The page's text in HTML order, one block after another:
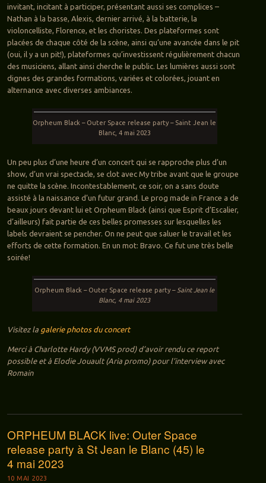
invitant, incitant à participer, présentant aussi ses complices –
Nathan à la basse, Alexis, dernier arrivé, à la batterie, la
violoncelliste, Florence, et les choristes. Des plateformes sont
placées de chaque côté de la scène, ainsi qu’une avancée dans le pit
(oui, il y a un pit!), plateformes qu’investissent régulièrement chacun
des musiciens, allant ainsi cherche le public. Les lumières aussi sont
dignes des grandes formations, variées et colorées, jouant en
alternance avec diverses ambiances.
Orpheum Black – Outer Space release party – Saint Jean le
Blanc, 4 mai 2023
Un peu plus d’une heure d’un concert qui se rapproche plus d’un
show, d’un vrai spectacle, se clot avec My tribe avant que le groupe
ne quitte la scène. Incontestablement, ce soir, on a sans doute
assisté à la naissance d’un futur grand. Le prog made in France a de
beaux jours devant lui et Orpheum Black (ainsi que Esprit d’Escalier,
d’ailleurs) fait partie de ces belles promesses sur lesquelles les
labels devraient se pencher. On ne peut que saluer le travail et les
efforts de cette formation. En un mot: Bravo. Ce fut une très belle
soirée!
Orpheum Black – Outer Space release party – Saint Jean le
Blanc, 4 mai 2023
Visitez la galerie photos du concert
Merci à Charlotte Hardy (VVMS prod) d’avoir rendu ce report
possible et à Elodie Jouault (Aria promo) pour l’interview avec
Romain
ORPHEUM BLACK live: Outer Space
release party à St Jean le Blanc (45) le
4 mai 2023
10 MAI 2023